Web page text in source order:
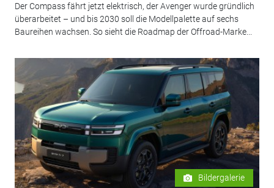
Der Compass fährt jetzt elektrisch, der Avenger wurde gründlich
überarbeitet – und bis 2030 soll die Modellpalette auf sechs
Baureihen wachsen. So sieht die Roadmap der Offroad-Marke...
Bildergalerie